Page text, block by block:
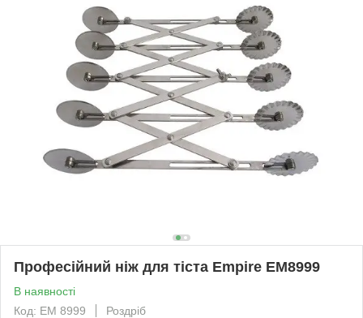
Професійний ніж для тіста Empire EM8999
В наявності
Код: EM 8999
Роздріб